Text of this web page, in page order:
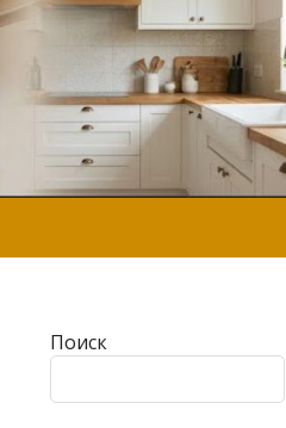
Поиск